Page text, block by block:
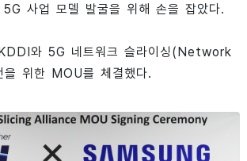
사업 모델 발굴을 위해 손을 잡았다.
와 5G 네트워크 슬라이싱(Network
위한 MOU를 체결했다.